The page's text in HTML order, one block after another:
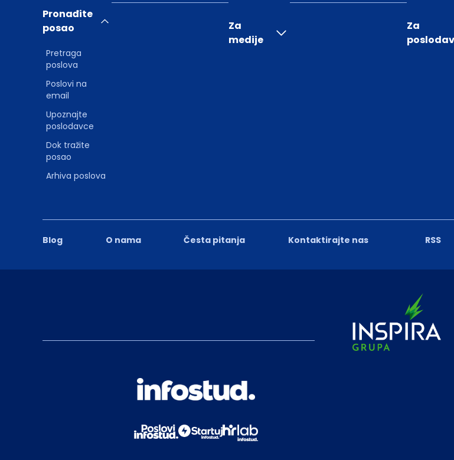
Blog O nama Česta pitanja Kontaktirajte nas RSS
Pronađite
posao
Pretraga
poslova
Poslovi na
email
Upoznajte
poslodavce
Dok tražite
posao
Arhiva poslova
Za
medije
Za